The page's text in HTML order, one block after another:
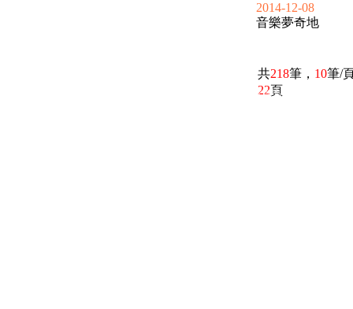
2014-12-08
音樂夢奇地
共218筆， 10筆/
22頁
佳音電台地址：